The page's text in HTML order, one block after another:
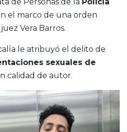
el marco de una orden
Vera Barros.
le atribuyó el delito de
sexuales de
calidad de autor.